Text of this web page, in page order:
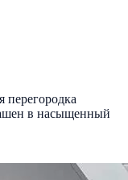
перегородка
в насыщенный